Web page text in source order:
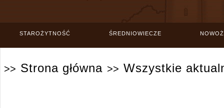
STAROŻYTNOŚĆ ŚREDNIOWIECZE
>> Strona główna >> Wszystkie